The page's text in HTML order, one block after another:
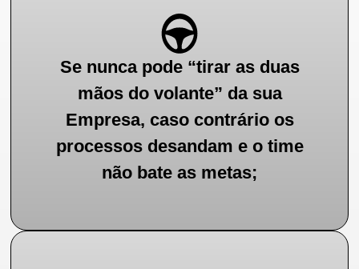
Se nunca pode “tirar as duas
mãos do volante” da sua
Empresa, caso contrário os
processos desandam e o time
não bate as metas;